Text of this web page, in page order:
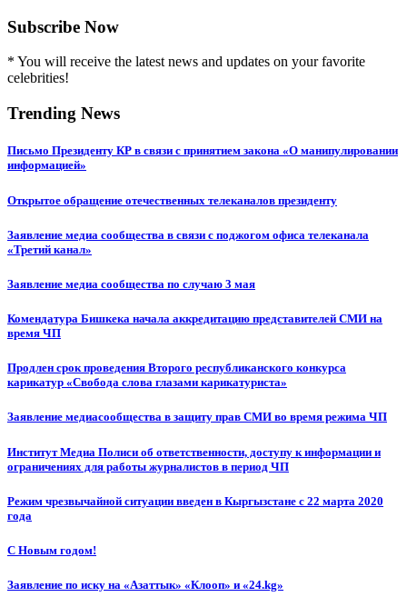
Subscribe Now
* You will receive the latest news and updates on your favorite
celebrities!
Trending News
Письмо Президенту КР в связи с принятием закона «О манипулировании
информацией»
Открытое обращение отечественных телеканалов президенту
Заявление медиа сообщества в связи с поджогом офиса телеканала
«Третий канал»
Заявление медиа сообщества по случаю 3 мая
Комендатура Бишкека начала аккредитацию представителей СМИ на
время ЧП
Продлен срок проведения Второго республиканского конкурса
карикатур «Свобода слова глазами карикатуриста»
Заявление медиасообщества в защиту прав СМИ во время режима ЧП
Институт Медиа Полиси об ответственности, доступу к информации и
ограничениях для работы журналистов в период ЧП
Режим чрезвычайной ситуации введен в Кыргызстане с 22 марта 2020
года
С Новым годом!
Заявление по иску на «Азаттык» «Клооп» и «24.kg»